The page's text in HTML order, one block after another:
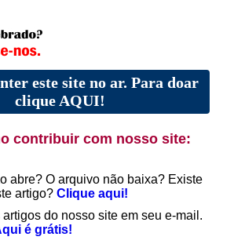
este site no ar. Para doar
clique AQUI!
contribuir com nosso site:
abre? O arquivo não baixa? Existe
artigo? Clique aqui!
do nosso site em seu e-mail.
é grátis!